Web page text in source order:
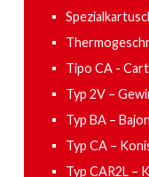
Tipo CA -
Typ 2V –
Typ BA –
Typ CA –
Typ CAR2L –